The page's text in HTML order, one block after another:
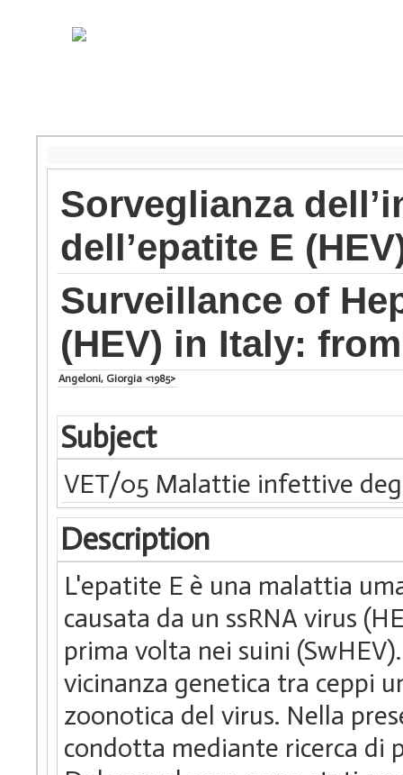
Sorveglianza
dell’epatite E
Surveillance of
(HEV) in Italy:
Angeloni, Giorgia <1985>
Subject
VET/05 Malattie infettive
Description
L'epatite E è una malattia
causata da un ssRNA virus
prima volta nei suini
vicinanza genetica tra ceppi
zoonotica del virus. Nella
condotta mediante ricerca di